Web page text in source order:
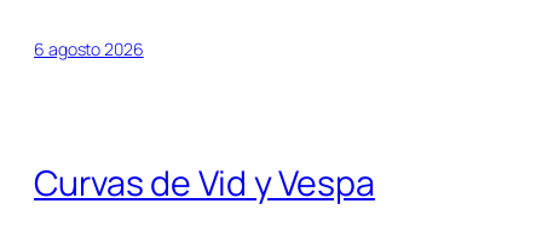
6 agosto 2026
Curvas de Vid y Vespa